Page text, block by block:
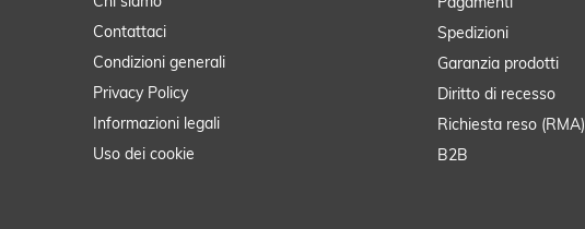
Contattaci
Condizioni generali
Privacy Policy
Informazioni legali
Uso dei cookie
Spedizioni
Garanzia prodotti
Diritto di recesso
Richiesta reso (RMA)
B2B